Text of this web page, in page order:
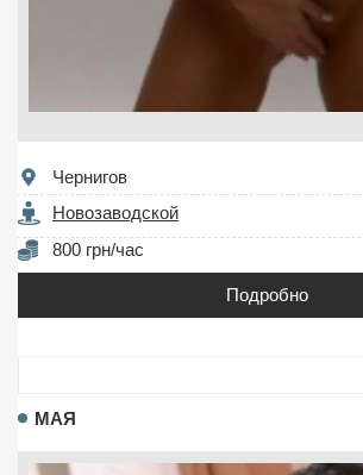
Чернигов
Новозаводской
800 грн/час
Подробно
МАЯ